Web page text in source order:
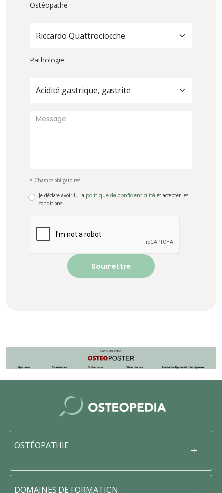
Ostéopathe
Riccardo Quattrociocche
Pathologie
Acidité gastrique, gastrite
* Champs obligatoires
Je déclare avoir lu la politique de confidentialité et accepter les
conditions.
OSTÉOPATHIE
DOMAINES DE FORMATION